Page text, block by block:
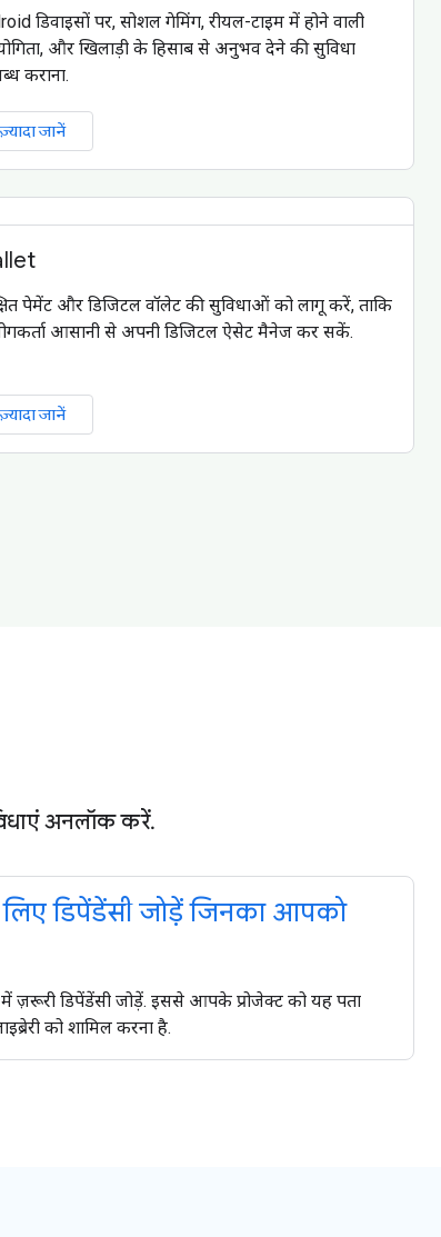
डिवाइसों पर, सोशल गेमिंग, रीयल-टाइम में होने वाली
और खिलाड़ी के हिसाब से अनुभव देने की सुविधा
कराना.
ज़्यादा जानें
पेमेंट और डिजिटल वॉलेट की सुविधाओं को लागू करें, ताकि
आसानी से अपनी डिजिटल ऐसेट मैनेज कर सकें.
ज़्यादा जानें
अनलॉक करें.
डिपेंडेंसी जोड़ें जिनका आपको
डिपेंडेंसी जोड़ें. इससे आपके प्रोजेक्ट को यह पता
को शामिल करना है.